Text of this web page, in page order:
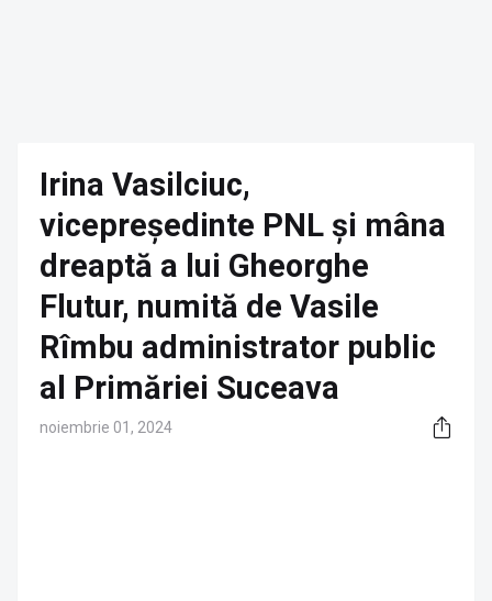
Irina Vasilciuc,
vicepreședinte PNL și mâna
dreaptă a lui Gheorghe
Flutur, numită de Vasile
Rîmbu administrator public
al Primăriei Suceava
noiembrie 01, 2024